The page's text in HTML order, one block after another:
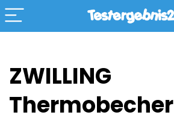
ZWILLING
Thermobecher